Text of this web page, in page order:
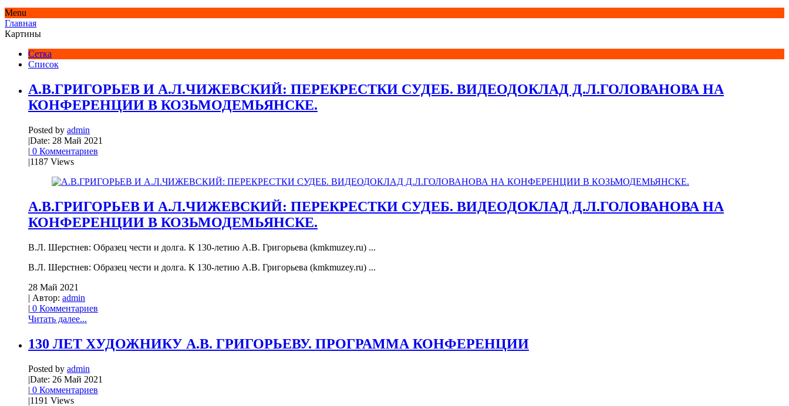
Menu
Главная
Картины
Сетка
Список
А.В.ГРИГОРЬЕВ И А.Л.ЧИЖЕВСКИЙ: ПЕРЕКРЕСТКИ СУДЕБ. ВИДЕОДОКЛАД Д.Л.ГОЛОВАНОВА НА
КОНФЕРЕНЦИИ В КОЗЬМОДЕМЬЯНСКЕ.
Posted by admin
|Date: 28 Май 2021
| 0 Комментариев
|1187 Views
А.В.ГРИГОРЬЕВ И А.Л.ЧИЖЕВСКИЙ: ПЕРЕКРЕСТКИ СУДЕБ. ВИДЕОДОКЛАД Д.Л.ГОЛОВАНОВА НА
КОНФЕРЕНЦИИ В КОЗЬМОДЕМЬЯНСКЕ.
В.Л. Шерстнев: Образец чести и долга. К 130-летию А.В. Григорьева (kmkmuzey.ru) ...
В.Л. Шерстнев: Образец чести и долга. К 130-летию А.В. Григорьева (kmkmuzey.ru) ...
28 Май 2021
| Автор: admin
| 0 Комментариев
Читать далее...
130 ЛЕТ ХУДОЖНИКУ А.В. ГРИГОРЬЕВУ. ПРОГРАММА КОНФЕРЕНЦИИ
Posted by admin
|Date: 26 Май 2021
| 0 Комментариев
|1191 Views